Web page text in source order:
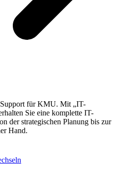
für KMU. Mit „IT-
Sie eine komplette IT-
der strategischen Planung bis zur
Hand.